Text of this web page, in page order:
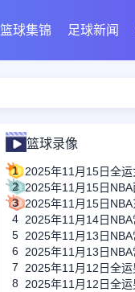
篮球集锦 足球新闻
篮球录像
1
2
3
4
5
6
7
8